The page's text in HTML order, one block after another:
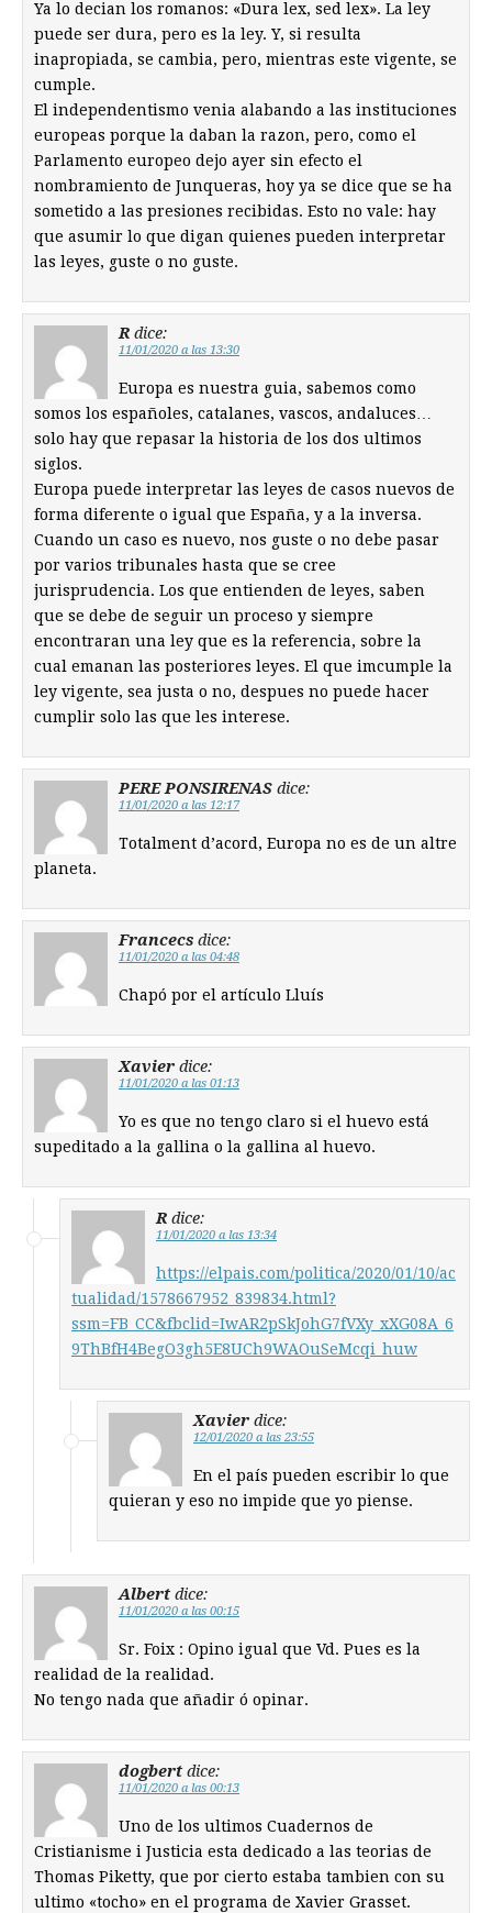
Ya lo decian los romanos: «Dura lex, sed lex». La ley
puede ser dura, pero es la ley. Y, si resulta
inapropiada, se cambia, pero, mientras este vigente, se
cumple.
El independentismo venia alabando a las instituciones
europeas porque la daban la razon, pero, como el
Parlamento europeo dejo ayer sin efecto el
nombramiento de Junqueras, hoy ya se dice que se ha
sometido a las presiones recibidas. Esto no vale: hay
que asumir lo que digan quienes pueden interpretar
las leyes, guste o no guste.
R dice:
11/01/2020 a las 13:30
Europa es nuestra guia, sabemos como
somos los españoles, catalanes, vascos, andaluces…
solo hay que repasar la historia de los dos ultimos
siglos.
Europa puede interpretar las leyes de casos nuevos de
forma diferente o igual que España, y a la inversa.
Cuando un caso es nuevo, nos guste o no debe pasar
por varios tribunales hasta que se cree
jurisprudencia. Los que entienden de leyes, saben
que se debe de seguir un proceso y siempre
encontraran una ley que es la referencia, sobre la
cual emanan las posteriores leyes. El que imcumple la
ley vigente, sea justa o no, despues no puede hacer
cumplir solo las que les interese.
PERE PONSIRENAS dice:
11/01/2020 a las 12:17
Totalment d’acord, Europa no es de un altre
planeta.
Francecs dice:
11/01/2020 a las 04:48
Chapó por el artículo Lluís
Xavier dice:
11/01/2020 a las 01:13
Yo es que no tengo claro si el huevo está
supeditado a la gallina o la gallina al huevo.
R dice:
11/01/2020 a las 13:34
https://elpais.com/politica/2020/01/10/ac
tualidad/1578667952_839834.html?
ssm=FB_CC&fbclid=IwAR2pSkJohG7fVXy_xXG08A_6
9ThBfH4BegO3gh5E8UCh9WAOuSeMcqi_huw
Xavier dice:
12/01/2020 a las 23:55
En el país pueden escribir lo que
quieran y eso no impide que yo piense.
Albert dice:
11/01/2020 a las 00:15
Sr. Foix : Opino igual que Vd. Pues es la
realidad de la realidad.
No tengo nada que añadir ó opinar.
dogbert dice:
11/01/2020 a las 00:13
Uno de los ultimos Cuadernos de
Cristianisme i Justicia esta dedicado a las teorias de
Thomas Piketty, que por cierto estaba tambien con su
ultimo «tocho» en el programa de Xavier Grasset.